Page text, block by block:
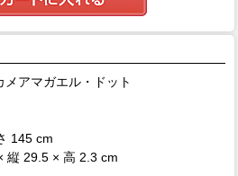
アマガエル・ドット
145 cm
縦 29.5 × 高 2.3 cm